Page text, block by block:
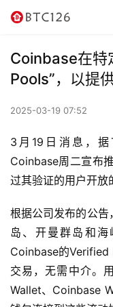
讯
讯
情
交
所
虚
拟
卡
电
Coinbase在特
Pools”，以提
2025-03-19 07:52
3月19日消息，
Coinbase周二宣布
过其验证的用户开放
根据公司发布的公
岛、开曼群岛和
Coinbase的Verified
交易，无需中介。
Wallet、Coinbase